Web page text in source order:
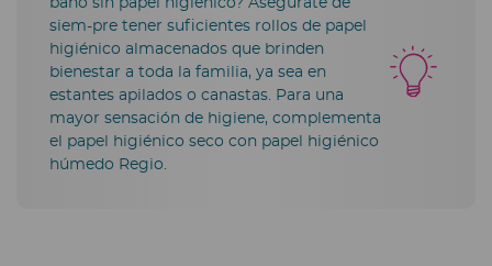
siem-pre tener suficientes rollos de papel
higiénico almacenados que brinden
bienestar a toda la familia, ya sea en
estantes apilados o canastas. Para una
mayor sensación de higiene, complementa
el papel higiénico seco con papel higiénico
húmedo Regio.